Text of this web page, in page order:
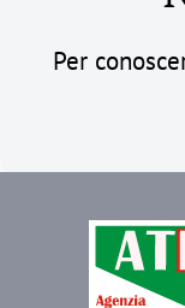
Per
Immagine